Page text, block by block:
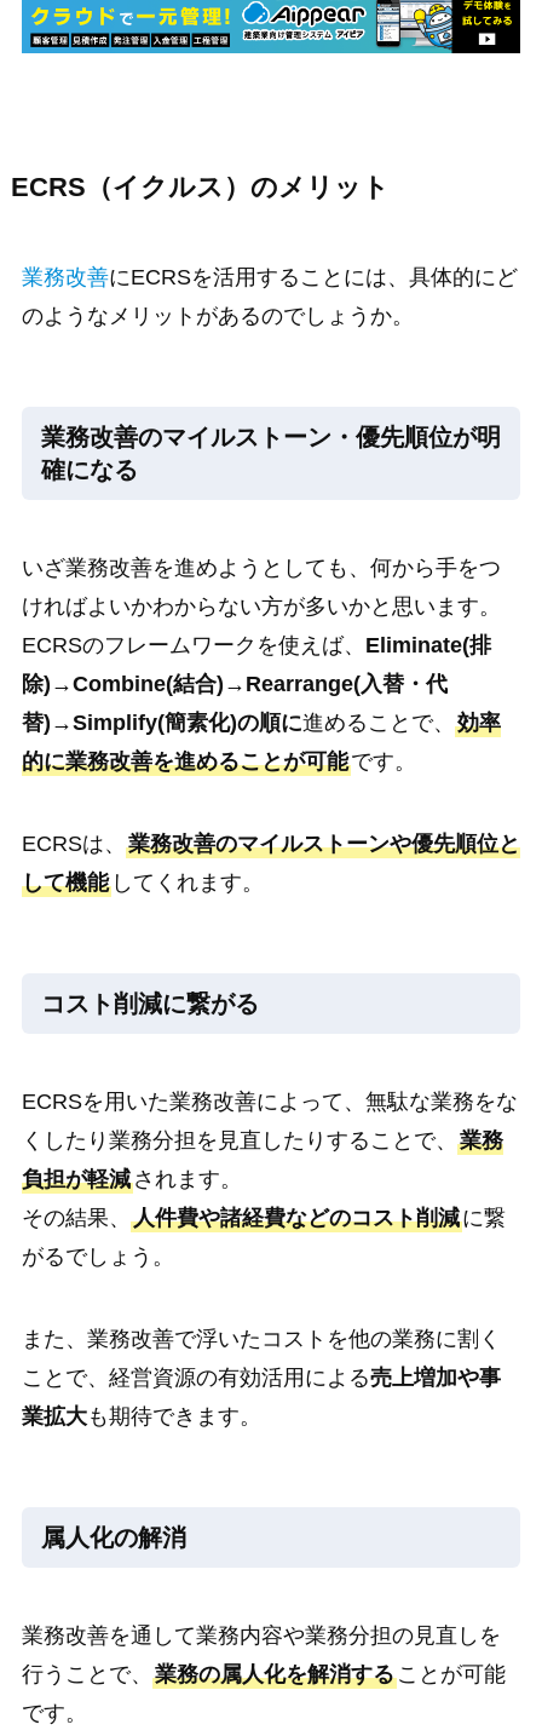
ECRS（イクルス）のメリット
業務改善にECRSを活用することには、具体的にど
のようなメリットがあるのでしょうか。
業務改善のマイルストーン・優先順位が明
確になる
いざ業務改善を進めようとしても、何から手をつ
ければよいかわからない方が多いかと思います。
ECRSのフレームワークを使えば、 Eliminate(排
除)→Combine(結合)→Rearrange(入替・代
替)→Simplify(簡素化)の順に進めることで、 効率
的に業務改善を進めることが可能です。
ECRSは、 業務改善のマイルストーンや優先順位と
して機能してくれます。
コスト削減に繋がる
ECRSを用いた業務改善によって、無駄な業務をな
くしたり業務分担を見直したりすることで、 業務
負担が軽減されます。
その結果、 人件費や諸経費などのコスト削減に繋
がるでしょう。
また、業務改善で浮いたコストを他の業務に割く
ことで、経営資源の有効活用による売上増加や事
業拡大も期待できます。
属人化の解消
業務改善を通して業務内容や業務分担の見直しを
行うことで、 業務の属人化を解消することが可能
です。